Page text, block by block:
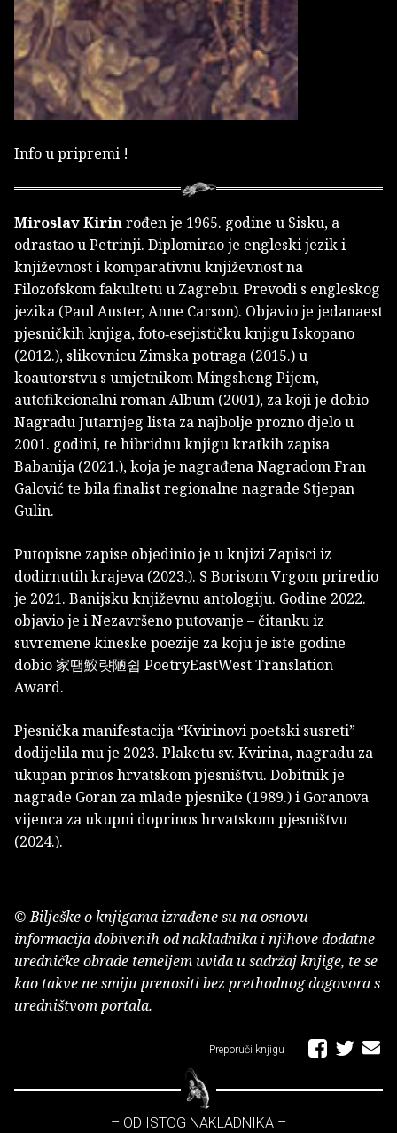
Info u pripremi !
Miroslav Kirinrođen je 1965. godine u Sisku, a
odrastao u Petrinji. Diplomirao je engleski jezik i
književnost i komparativnu književnost na
Filozofskom fakultetu u Zagrebu. Prevodi s engleskog
jezika (Paul Auster, Anne Carson). Objavio je jedanaest
pjesničkih knjiga, foto­‑esejističku knjigu Iskopano
(2012.), slikovnicu Zimska potraga (2015.) u
koautorstvu s umjetnikom Mingsheng Pijem,
autofikcionalni roman Album (2001), za koji je dobio
Nagradu Jutarnjeg lista za najbolje prozno djelo u
2001. godini, te hibridnu knjigu kratkih zapisa
Babanija (2021.), koja je nagrađena Nagradom Fran
Galović te bila finalist regio­nalne nagrade Stjepan
Gulin.
Putopisne zapise objedinio je u knjizi Zapisci iz
dodirnutih krajeva (2023.). S Borisom Vrgom priredio
je 2021. Banijsku književnu antologiju. Godine 2022.
objavio je i Nezavršeno putovanje – čitanku iz
suvremene kineske poezije za koju je iste godine
dobio 家땜鮫럇陋쉽 PoetryEastWest Translation
Award.
Pjesnička manifestacija “Kvirinovi poetski susreti”
dodijelila mu je 2023. Plaketu sv. Kvirina, nagradu za
ukupan prinos hrvatskom pjesništvu. Dobitnik je
nagrade Goran za mlade pjesnike (1989.) i Goranova
vijenca za ukupni doprinos hrvatskom pjesništvu
(2024.).
© Bilješke o knjigama izrađene su na osnovu
informacija dobivenih od nakladnika i njihove dodatne
uredničke obrade temeljem uvida u sadržaj knjige, te se
kao takve ne smiju prenositi bez prethodnog dogovora s
uredništvom portala.
Preporuči knjigu
– OD ISTOG NAKLADNIKA –